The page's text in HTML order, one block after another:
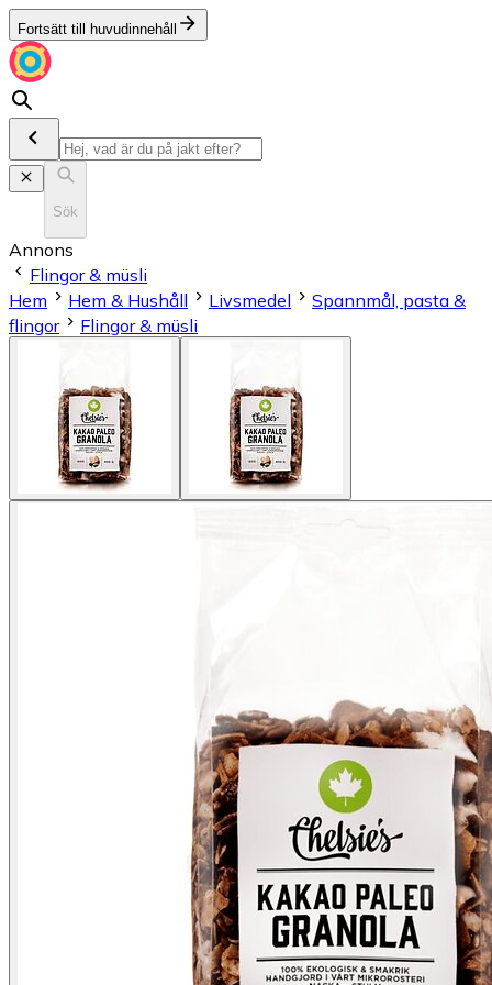
Fortsätt till huvudinnehåll
Sök
Annons
Flingor & müsli
Hem
Hem & Hushåll Livsmedel
Spannmål, pasta &
flingor
Flingor & müsli